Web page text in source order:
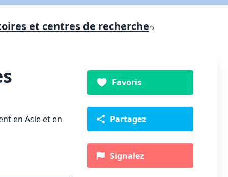
et centres de recherche
en Asie et en
Favoris
Partagez
Signalez